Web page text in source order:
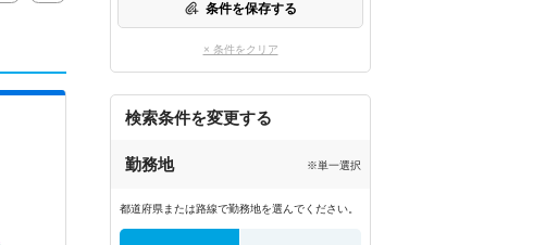
条件を保存する
× 条件をクリア
検索条件を変更する
勤務地 ※単一選択
都道府県または路線で勤務地を選んでください。